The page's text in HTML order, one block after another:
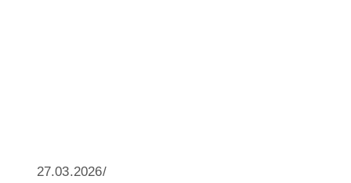
27.03.2026/